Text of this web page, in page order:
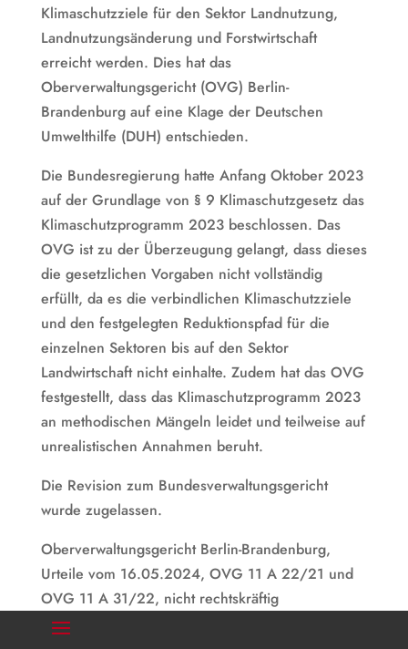
Klimaschutzziele für den Sektor Landnutzung,
Landnutzungsänderung und Forstwirtschaft
erreicht werden. Dies hat das
Oberverwaltungsgericht (OVG) Berlin-
Brandenburg auf eine Klage der Deutschen
Umwelthilfe (DUH) entschieden.
Die Bundesregierung hatte Anfang Oktober 2023
auf der Grundlage von § 9 Klimaschutzgesetz das
Klimaschutzprogramm 2023 beschlossen. Das
OVG ist zu der Überzeugung gelangt, dass dieses
die gesetzlichen Vorgaben nicht vollständig
erfüllt, da es die verbindlichen Klimaschutzziele
und den festgelegten Reduktionspfad für die
einzelnen Sektoren bis auf den Sektor
Landwirtschaft nicht einhalte. Zudem hat das OVG
festgestellt, dass das Klimaschutzprogramm 2023
an methodischen Mängeln leidet und teilweise auf
unrealistischen Annahmen beruht.
Die Revision zum Bundesverwaltungsgericht
wurde zugelassen.
Oberverwaltungsgericht Berlin-Brandenburg,
Urteile vom 16.05.2024, OVG 11 A 22/21 und
OVG 11 A 31/22, nicht rechtskräftig